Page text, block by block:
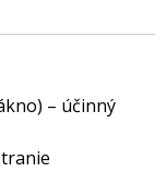
– účinný